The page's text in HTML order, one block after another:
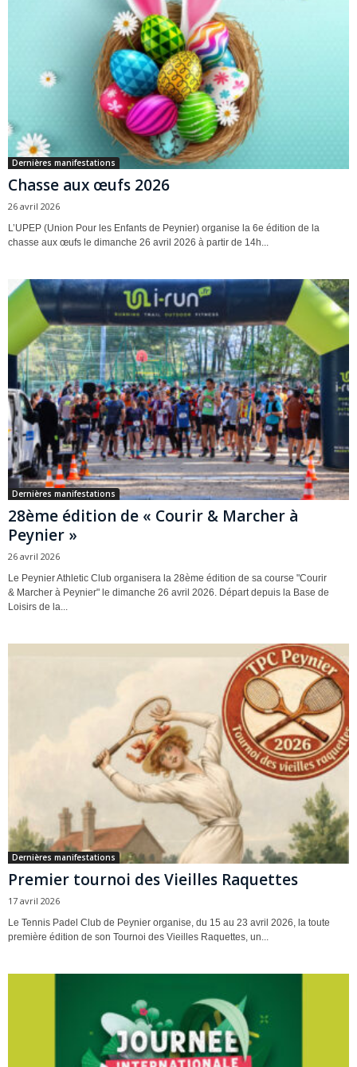
Dernières manifestations
Chasse aux œufs 2026
26 avril 2026
L’UPEP (Union Pour les Enfants de Peynier) organise la 6e édition de la
chasse aux œufs le dimanche 26 avril 2026 à partir de 14h...
Dernières manifestations
28ème édition de « Courir & Marcher à
Peynier »
26 avril 2026
Le Peynier Athletic Club organisera la 28ème édition de sa course "Courir
& Marcher à Peynier" le dimanche 26 avril 2026. Départ depuis la Base de
Loisirs de la...
Dernières manifestations
Premier tournoi des Vieilles Raquettes
17 avril 2026
Le Tennis Padel Club de Peynier organise, du 15 au 23 avril 2026, la toute
première édition de son Tournoi des Vieilles Raquettes, un...